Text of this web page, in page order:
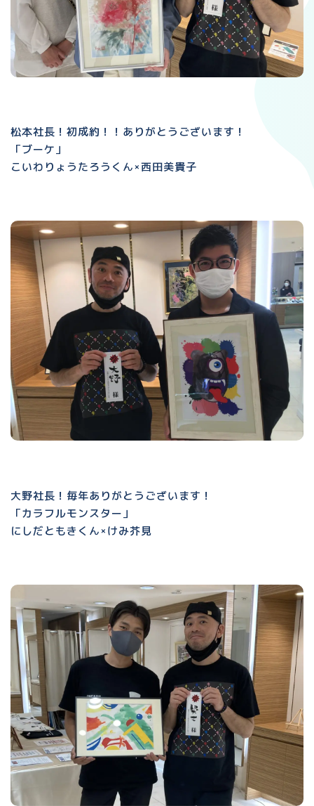
松本社長！初成約！！ありがとうございます！
「ブーケ」
こいわりょうたろうくん×西田美貴子
大野社長！毎年ありがとうございます！
「カラフルモンスター」
にしだともきくん×けみ芥見